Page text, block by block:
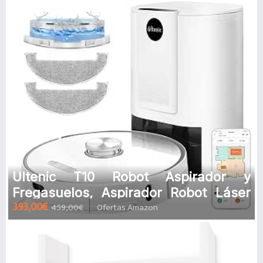
Ultenic T10 Robot Aspirador y
Fregasuelos, Aspirador Robot Láser
con Autovaciado, 3000Pa Succión,
393,00€ 459,00€ Ofertas Amazon